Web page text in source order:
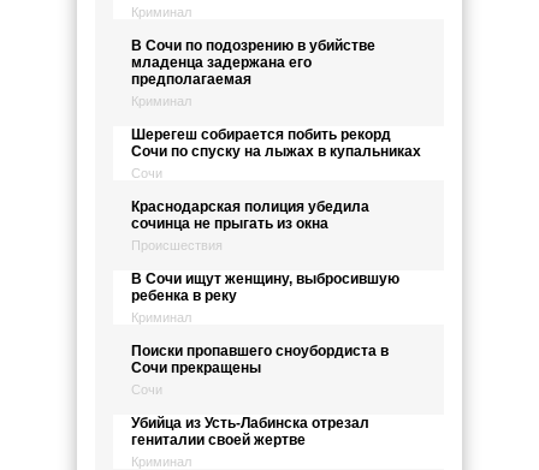
Криминал
В Сочи по подозрению в убийстве
младенца задержана его
предполагаемая
Криминал
Шерегеш собирается побить рекорд
Сочи по спуску на лыжах в купальниках
Сочи
Краснодарская полиция убедила
сочинца не прыгать из окна
Происшествия
В Сочи ищут женщину, выбросившую
ребенка в реку
Криминал
Поиски пропавшего сноубордиста в
Сочи прекращены
Сочи
Убийца из Усть-Лабинска отрезал
гениталии своей жертве
Криминал